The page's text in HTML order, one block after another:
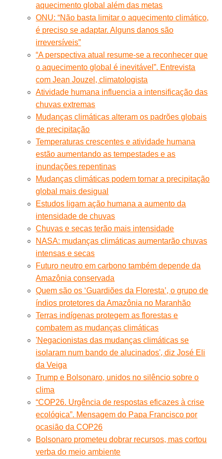
aquecimento global além das metas
ONU: “Não basta limitar o aquecimento climático,
é preciso se adaptar. Alguns danos são
irreversíveis”
“A perspectiva atual resume-se a reconhecer que
o aquecimento global é inevitável”. Entrevista
com Jean Jouzel, climatologista
Atividade humana influencia a intensificação das
chuvas extremas
Mudanças climáticas alteram os padrões globais
de precipitação
Temperaturas crescentes e atividade humana
estão aumentando as tempestades e as
inundações repentinas
Mudanças climáticas podem tornar a precipitação
global mais desigual
Estudos ligam ação humana a aumento da
intensidade de chuvas
Chuvas e secas terão mais intensidade
NASA: mudanças climáticas aumentarão chuvas
intensas e secas
Futuro neutro em carbono também depende da
Amazônia conservada
Quem são os ‘Guardiões da Floresta’, o grupo de
índios protetores da Amazônia no Maranhão
Terras indígenas protegem as florestas e
combatem as mudanças climáticas
'Negacionistas das mudanças climáticas se
isolaram num bando de alucinados', diz José Eli
da Veiga
Trump e Bolsonaro, unidos no silêncio sobre o
clima
“COP26. Urgência de respostas eficazes à crise
ecológica”. Mensagem do Papa Francisco por
ocasião da COP26
Bolsonaro prometeu dobrar recursos, mas cortou
verba do meio ambiente